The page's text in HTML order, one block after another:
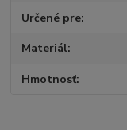
Určené pre
Materiál
Hmotnosť